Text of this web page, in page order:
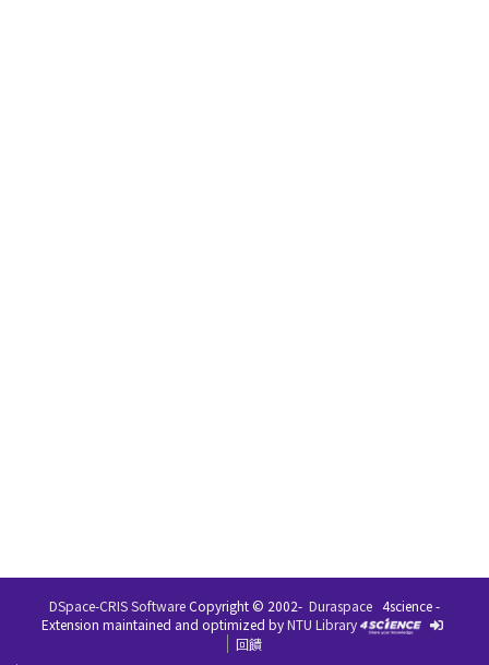
DSpace-CRIS SoftwareCopyright © 2002- Duraspace 4science -
Extension maintained and optimized byNTU Library
回饋